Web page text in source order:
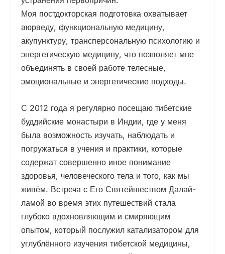
Моя постдокторская подготовка охватывает
аюрведу, функциональную медицину,
акупунктуру, трансперсональную психологию и
энергетическую медицину, что позволяет мне
объединять в своей работе телесные,
эмоциональные и энергетические подходы.
С 2012 года я регулярно посещаю тибетские
буддийские монастыри в Индии, где у меня
была возможность изучать, наблюдать и
погружаться в учения и практики, которые
содержат совершенно иное понимание
здоровья, человеческого тела и того, как мы
живём. Встреча с Его Святейшеством Далай-
ламой во время этих путешествий стала
глубоко вдохновляющим и смиряющим
опытом, который послужил катализатором для
углублённого изучения тибетской медицины,